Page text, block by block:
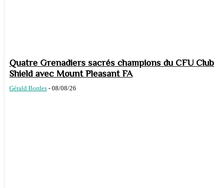
Quatre Grenadiers sacrés champions du CFU Club
Shield avec Mount Pleasant FA
Gérald Bordes - 08/08/26